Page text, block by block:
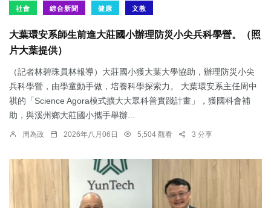
社會 綜合新聞 健康 文教
大葉環安系師生前進大莊國小辦理防災小尖兵科學營。（照
片大葉提供）
（記者林碧珠員林報導）大莊國小獲大葉大學協助，辦理防災小尖
兵科學營，由學童動手做，培養科學探索力。 大葉環安系主任周中
祺的「Science Agora模式擴大大眾科普實踐計畫」，獲國科會補
助，與溪州鄉大莊國小攜手舉辦...
周為政 2026年八月06日 5,504 觀看 3 分享